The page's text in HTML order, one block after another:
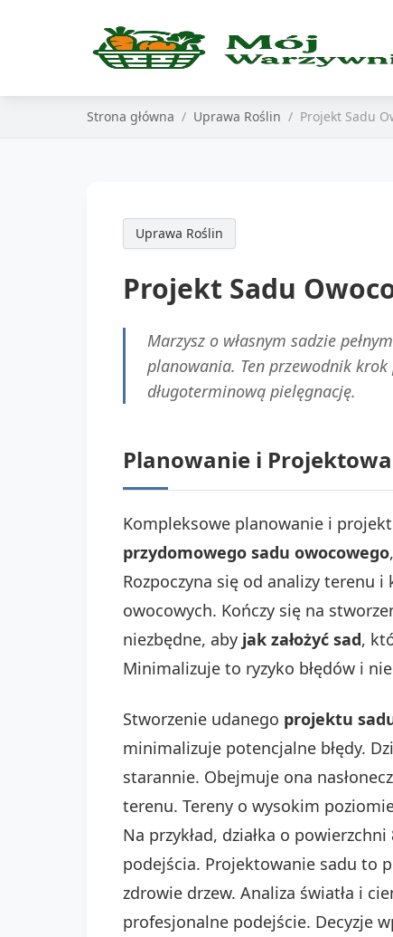
Strona główna Uprawa Roślin Projekt Sadu
Uprawa Roślin
Projekt Sadu
Marzysz o własnym sadzie
planowania. Ten przewodnik
długoterminową pielęgnację.
Planowanie i
Kompleksowe planowanie i
przydomowego sadu owocowego
Rozpoczyna się od analizy terenu
owocowych. Kończy się na
niezbędne, aby jak założyć sad,
Minimalizuje to ryzyko błędów i
Stworzenie udanego projektu
minimalizuje potencjalne błędy.
starannie. Obejmuje ona
terenu. Tereny o wysokim
Na przykład, działka o
podejścia. Projektowanie sadu to
zdrowie drzew. Analiza światła i
profesjonalne podejście. Decyzje